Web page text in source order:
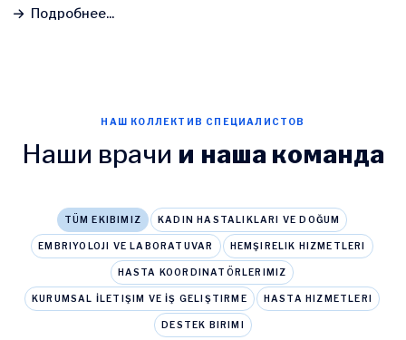
Подробнее...
НАШ КОЛЛЕКТИВ СПЕЦИАЛИСТОВ
Наши врачи и наша команда
TÜM EKIBIMIZ KADIN HASTALIKLARI VE DOĞUM
EMBRIYOLOJI VE LABORATUVAR HEMŞIRELIK HIZMETLERI
HASTA KOORDINATÖRLERIMIZ
KURUMSAL İLETIŞIM VE İŞ GELIŞTIRME HASTA HIZMETLERI
DESTEK BIRIMI